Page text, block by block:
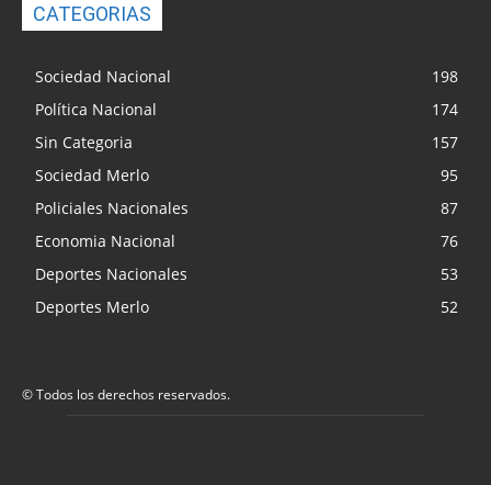
CATEGORIAS
Sociedad Nacional
198
Política Nacional
174
Sin Categoria
157
Sociedad Merlo
95
Policiales Nacionales
87
Economia Nacional
76
Deportes Nacionales
53
Deportes Merlo
52
© Todos los derechos reservados.